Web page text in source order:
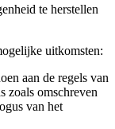
te herstellen
uitkomsten:
aan de regels van
zoals omschreven
van het